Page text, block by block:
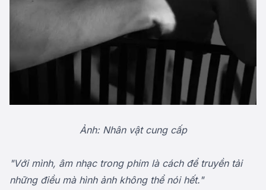
Ảnh: Nhân vật cung cấp
"Với mình, âm nhạc trong phim là cách để truyền tải
những điều mà hình ảnh không thể nói hết."